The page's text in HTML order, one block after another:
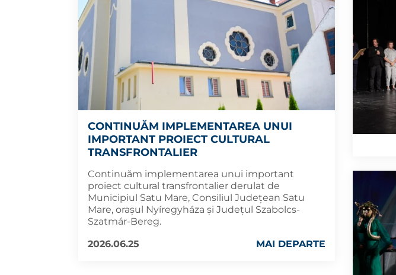
CONTINUĂM IMPLEMENTAREA UNUI
IMPORTANT PROIECT CULTURAL
TRANSFRONTALIER
Continuăm implementarea unui important
proiect cultural transfrontalier derulat de
Municipiul Satu Mare, Consiliul Județean Satu
Mare, orașul Nyíregyháza și Județul Szabolcs-
Szatmár-Bereg.
2026.06.25
MAI DEPARTE